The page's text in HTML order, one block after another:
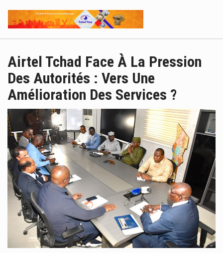
Airtel Tchad Face À La Pression
Des Autorités : Vers Une
Amélioration Des Services ?